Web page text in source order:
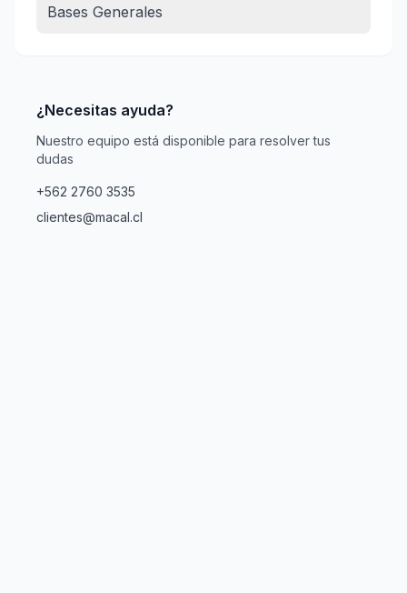
Bases Generales
¿Necesitas ayuda?
Nuestro equipo está disponible para resolver tus
dudas
+562 2760 3535
clientes@macal.cl